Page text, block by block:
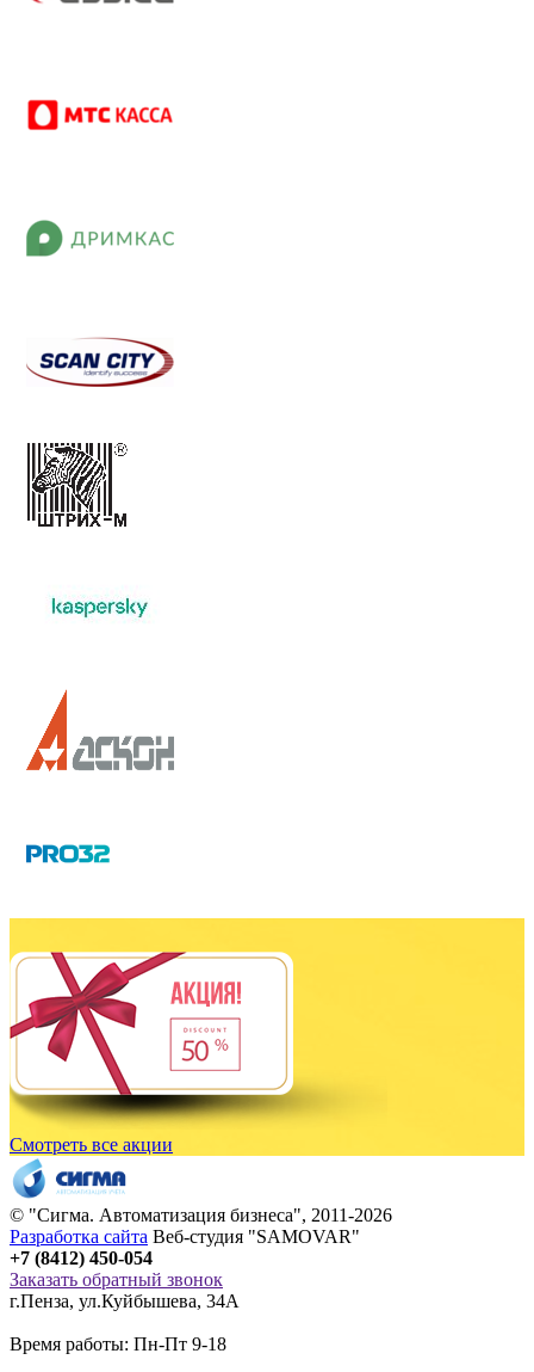
Смотреть все акции
© "Сигма. Автоматизация бизнеса", 2011-2026
Разработка сайта Веб-студия "SAMOVAR"
+7 (8412) 450-054
Заказать обратный звонок
г.Пенза, ул.Куйбышева, 34А
Время работы: Пн-Пт 9-18